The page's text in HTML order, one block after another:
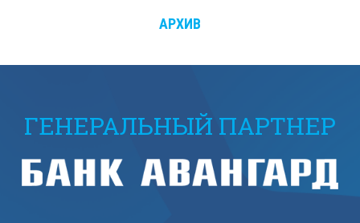
АРХИВ
ГЕНЕРАЛЬНЫЙ ПАРТНЕР